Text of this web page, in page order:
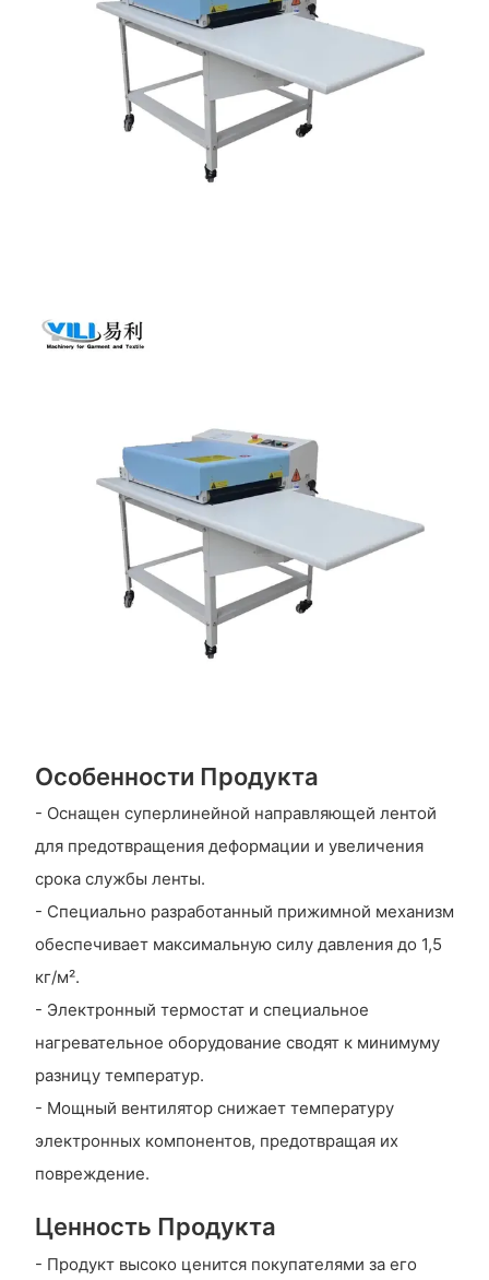
Особенности Продукта
- Оснащен суперлинейной направляющей лентой
для предотвращения деформации и увеличения
срока службы ленты.
- Специально разработанный прижимной механизм
обеспечивает максимальную силу давления до 1,5
кг/м².
- Электронный термостат и специальное
нагревательное оборудование сводят к минимуму
разницу температур.
- Мощный вентилятор снижает температуру
электронных компонентов, предотвращая их
повреждение.
Ценность Продукта
- Продукт высоко ценится покупателями за его